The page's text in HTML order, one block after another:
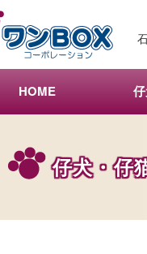
HOME
仔犬・仔